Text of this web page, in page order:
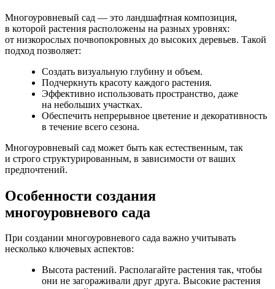
Многоуровневый сад — это ландшафтная композиция,
в которой растения расположены на разных уровнях:
от низкорослых почвопокровных до высоких деревьев. Такой
подход позволяет:
Создать визуальную глубину и объем.
Подчеркнуть красоту каждого растения.
Эффективно использовать пространство, даже
на небольших участках.
Обеспечить непрерывное цветение и декоративность
в течение всего сезона.
Многоуровневый сад может быть как естественным, так
и строго структурированным, в зависимости от ваших
предпочтений.
Особенности создания
многоуровневого сада
При создании многоуровневого сада важно учитывать
несколько ключевых аспектов:
Высота растений. Располагайте растения так, чтобы
они не загораживали друг друга. Высокие растения